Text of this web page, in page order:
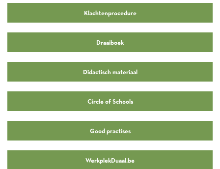
Klachtenprocedure
Draaiboek
Didactisch materiaal
Circle of Schools
Good practises
WerkplekDuaal.be